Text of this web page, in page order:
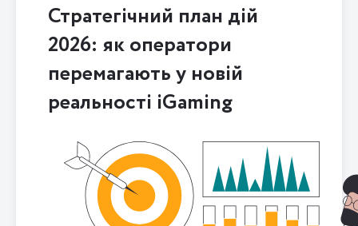
Стратегічний план дій
2026: як оператори
перемагають у новій
реальності iGaming